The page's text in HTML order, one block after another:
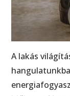
A lakás